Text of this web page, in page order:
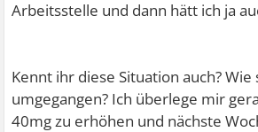
Arbeitsstelle und dann hätt ich ja
Kennt ihr diese Situation auch?
umgegangen? Ich überlege mir
40mg zu erhöhen und nächste